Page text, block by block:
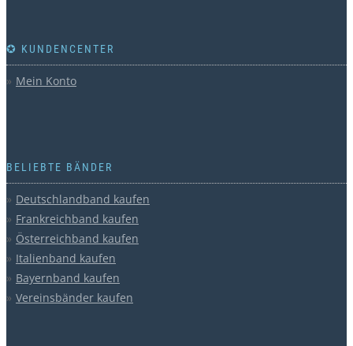
✪ KUNDENCENTER
Mein Konto
BELIEBTE BÄNDER
Deutschlandband kaufen
Frankreichband kaufen
Österreichband kaufen
Italienband kaufen
Bayernband kaufen
Vereinsbänder kaufen